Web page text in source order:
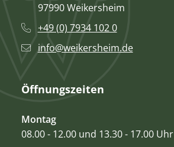
97990 Weikersheim
+49 (0) 7934 102 0
info@weikersheim.de
Öffnungszeiten
Montag
08.00 - 12.00 und 13.30 - 17.00 Uhr